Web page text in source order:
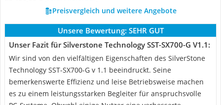
Preisvergleich und weitere Angebote
Unsere Bewertung: SEHR GUT
Unser Fazit für Silverstone Technology SST-SX700-G V1.1:
Wir sind von den vielfältigen Eigenschaften des SilverStone
Technology SST-SX700-G v 1.1 beeindruckt. Seine
bemerkenswerte Effizienz und leise Betriebsweise machen
es zu einem leistungsstarken Begleiter für anspruchsvolle